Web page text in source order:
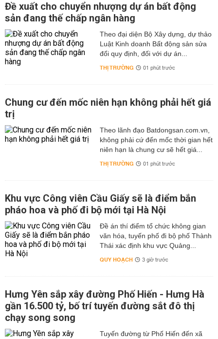
Đề xuất cho chuyển nhượng dự án bất động
sản đang thế chấp ngân hàng
Theo đại diện Bộ Xây dựng, dự thảo
Luật Kinh doanh Bất động sản sửa
đổi quy định, đối với dự án...
THỊ TRƯỜNG 01 phút trước
Chung cư đến mốc niên hạn không phải hết giá
trị
Theo lãnh đạo Batdongsan.com.vn,
không phải cứ đến mốc thời gian hết
niên hạn là chung cư sẽ hết giá...
THỊ TRƯỜNG 01 phút trước
Khu vực Công viên Cầu Giấy sẽ là điểm bắn
pháo hoa và phố đi bộ mới tại Hà Nội
Đề án thí điểm tổ chức không gian
văn hóa, tuyến phố đi bộ phố Thành
Thái xác định khu vực Quảng...
QUY HOẠCH 3 giờ trước
Hưng Yên sắp xây đường Phố Hiến - Hưng Hà
gần 16.500 tỷ, bố trí tuyến đường sắt đô thị
chạy song song
Tuyến đường từ Phố Hiến đến xã